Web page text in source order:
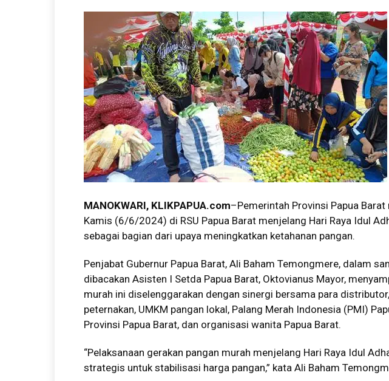
MANOKWARI, KLIKPAPUA.com–Pemerintah Provinsi Papua
Kamis (6/6/2024) di RSU Papua Barat menjelang Hari Raya Idul
sebagai bagian dari upaya meningkatkan ketahanan pangan.
Penjabat Gubernur Papua Barat, Ali Baham Temongmere, dalam
dibacakan Asisten I Setda Papua Barat, Oktovianus Mayor,
murah ini diselenggarakan dengan sinergi bersama para
peternakan, UMKM pangan lokal, Palang Merah Indonesia (PMI)
Provinsi Papua Barat, dan organisasi wanita Papua Barat.
“Pelaksanaan gerakan pangan murah menjelang Hari Raya Idul
strategis untuk stabilisasi harga pangan,” kata Ali Baham